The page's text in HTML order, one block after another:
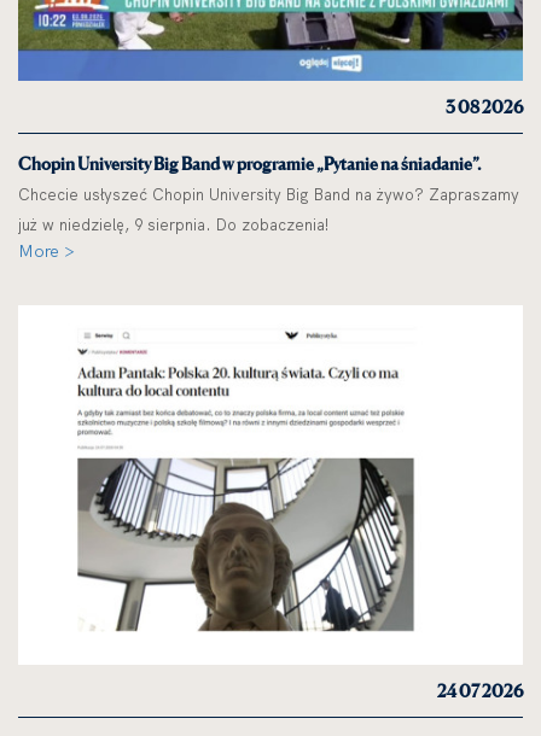
3 08 2026
Chopin University Big Band w programie „Pytanie na śniadanie”.
Chcecie usłyszeć Chopin University Big Band na żywo? Zapraszamy
już w niedzielę, 9 sierpnia. Do zobaczenia!
More >
24 07 2026